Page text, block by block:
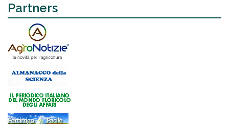
Partners